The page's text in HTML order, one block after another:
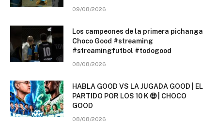
09/08/2026
Los campeones de la primera pichanga
Choco Good #streaming
#streamingfutbol #todogood
08/08/2026
HABLA GOOD VS LA JUGADA GOOD | EL
PARTIDO POR LOS 10 K 🤑 | CHOCO
GOOD
08/08/2026